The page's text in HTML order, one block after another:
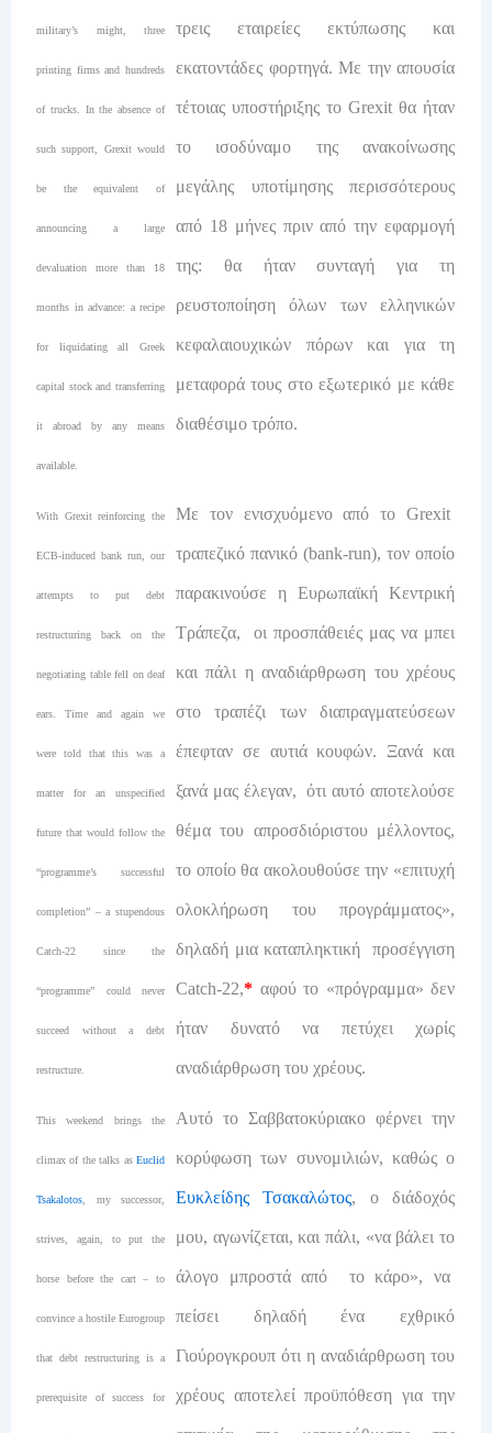
military’s might, three
printing firms and hundreds
of trucks. In the absence of
such support, Grexit would
be the equivalent of
announcing a large
devaluation more than 18
months in advance: a recipe
for liquidating all Greek
capital stock and transferring
it abroad by any means
available.
τρεις εταιρείες εκτύπωσης και
εκατοντάδες φορτηγά. Με την απουσία
τέτοιας υποστήριξης το Grexit θα ήταν
το ισοδύναμο της ανακοίνωσης
μεγάλης υποτίμησης περισσότερους
από 18 μήνες πριν από την εφαρμογή
της: θα ήταν συνταγή για τη
ρευστοποίηση όλων των ελληνικών
κεφαλαιουχικών πόρων και για τη
μεταφορά τους στο εξωτερικό με κάθε
διαθέσιμο τρόπο.
With Grexit reinforcing the
ECB-induced bank run, our
attempts to put debt
restructuring back on the
negotiating table fell on deaf
ears. Time and again we
were told that this was a
matter for an unspecified
future that would follow the
“programme’s successful
completion” – a stupendous
Catch-22 since the
“programme” could never
succeed without a debt
restructure.
Με τον ενισχυόμενο από το Grexit
τραπεζικό πανικό (bank-run), τον οποίο
παρακινούσε η Ευρωπαϊκή Κεντρική
Τράπεζα, οι προσπάθειές μας να μπει
και πάλι η αναδιάρθρωση του χρέους
στο τραπέζι των διαπραγματεύσεων
έπεφταν σε αυτιά κουφών. Ξανά και
ξανά μας έλεγαν, ότι αυτό αποτελούσε
θέμα του απροσδιόριστου μέλλοντος,
το οποίο θα ακολουθούσε την «επιτυχή
ολοκλήρωση του προγράμματος»,
δηλαδή μια καταπληκτική προσέγγιση
Catch-22,* αφού το «πρόγραμμα» δεν
ήταν δυνατό να πετύχει χωρίς
αναδιάρθρωση του χρέους.
This weekend brings the
climax of the talks asEuclid
Tsakalotos , my successor,
strives, again, to put the
horse before the cart – to
convince a hostile Eurogroup
that debt restructuring is a
prerequisite of success for
Αυτό το Σαββατοκύριακο φέρνει την
κορύφωση των συνομιλιών, καθώς ο
Ευκλείδης Τσακαλώτος, ο διάδοχός
μου, αγωνίζεται, και πάλι, «να βάλει το
άλογο μπροστά από το κάρο», να
πείσει δηλαδή ένα εχθρικό
Γιούρογκρουπ ότι η αναδιάρθρωση του
χρέους αποτελεί προϋπόθεση για την